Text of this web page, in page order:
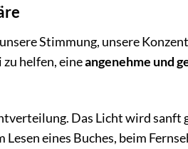
Stimmung, unsere
helfen, eineangenehme und
Das Licht wird
eines Buches, beim